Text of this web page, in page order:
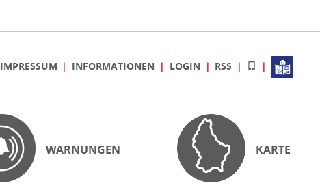
IMPRESSUM INFORMATIONEN LOGIN RSS
WARNUNGEN KARTE